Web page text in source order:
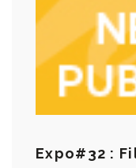
Expo#32 :